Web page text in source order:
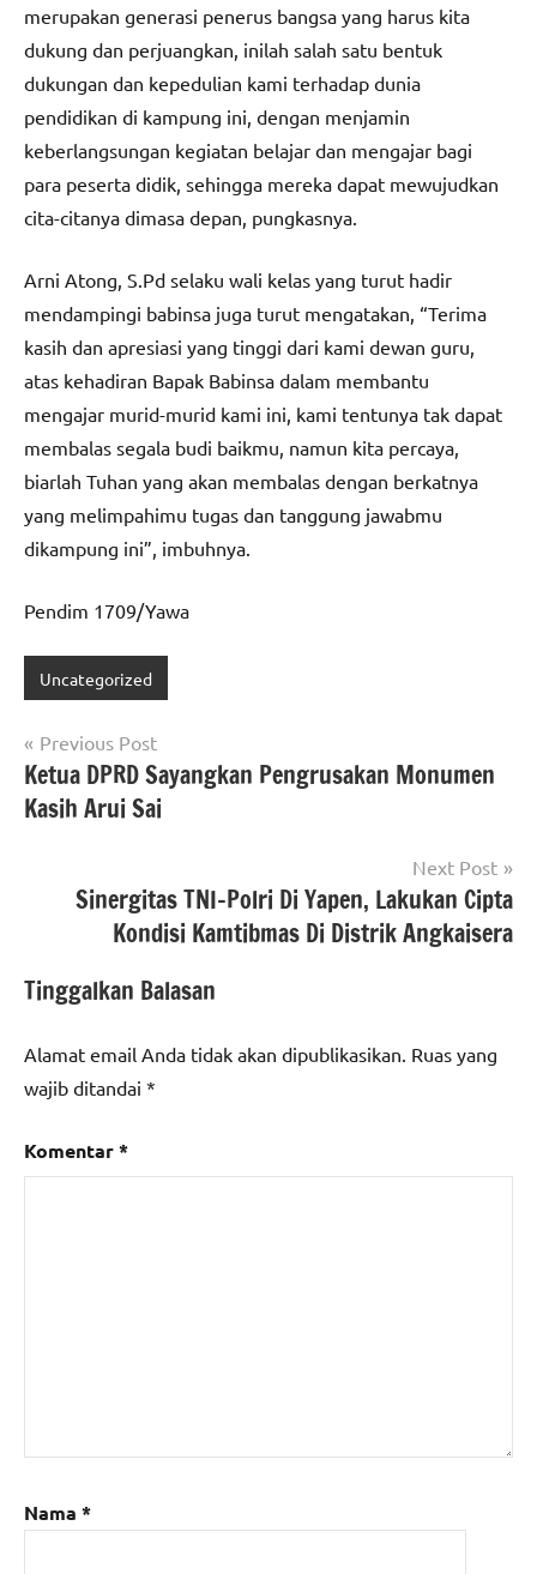
merupakan generasi penerus bangsa yang harus kita
dukung dan perjuangkan, inilah salah satu bentuk
dukungan dan kepedulian kami terhadap dunia
pendidikan di kampung ini, dengan menjamin
keberlangsungan kegiatan belajar dan mengajar bagi
para peserta didik, sehingga mereka dapat mewujudkan
cita-citanya dimasa depan, pungkasnya.
Arni Atong, S.Pd selaku wali kelas yang turut hadir
mendampingi babinsa juga turut mengatakan, “Terima
kasih dan apresiasi yang tinggi dari kami dewan guru,
atas kehadiran Bapak Babinsa dalam membantu
mengajar murid-murid kami ini, kami tentunya tak dapat
membalas segala budi baikmu, namun kita percaya,
biarlah Tuhan yang akan membalas dengan berkatnya
yang melimpahimu tugas dan tanggung jawabmu
dikampung ini”, imbuhnya.
Pendim 1709/Yawa
Uncategorized
Navigasi
pos
Previous Post
Ketua DPRD Sayangkan Pengrusakan Monumen
Kasih Arui Sai
Next Post
Sinergitas TNI-Polri Di Yapen, Lakukan Cipta
Kondisi Kamtibmas Di Distrik Angkaisera
Tinggalkan Balasan
Alamat email Anda tidak akan dipublikasikan. Ruas yang
wajib ditandai *
Komentar*
Nama *